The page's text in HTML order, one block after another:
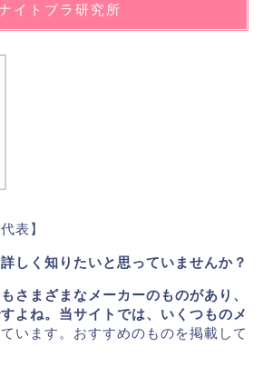
イトブラ研究所
表】
しく知りたいと思っていませんか？
さまざまなメーカーのものがあり、
よね。当サイトでは、いくつものメ
います。おすすめのものを掲載して